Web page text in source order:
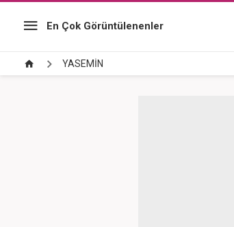
En Çok Görüntülenenler
YASEMİN